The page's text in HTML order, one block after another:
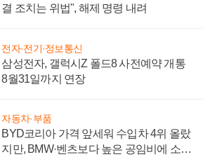
결 조치는 위법", 해제 명령 내려
전자·전기·정보통신
삼성전자, 갤럭시Z 폴드8 사전예약 개통
8월31일까지 연장
자동차·부품
BYD코리아 가격 앞세워 수입차 4위 올랐
지만, BMW·벤츠보다 높은 공임비에 소비